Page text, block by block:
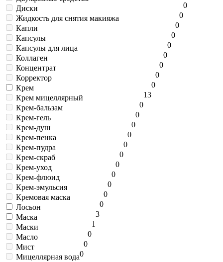
0
Диски
0
Жидкость для снятия макияжа
0
Капли
0
Капсулы
0
Капсулы для лица
0
Коллаген
0
Концентрат
0
Корректор
0
Крем
13
Крем мицеллярный
0
Крем-бальзам
0
Крем-гель
0
Крем-душ
0
Крем-пенка
0
Крем-пудра
0
Крем-скраб
0
Крем-уход
0
Крем-флюид
0
Крем-эмульсия
0
Кремовая маска
0
Лосьон
3
Маска
1
Маски
0
Масло
0
Мист
0
Мицеллярная вода